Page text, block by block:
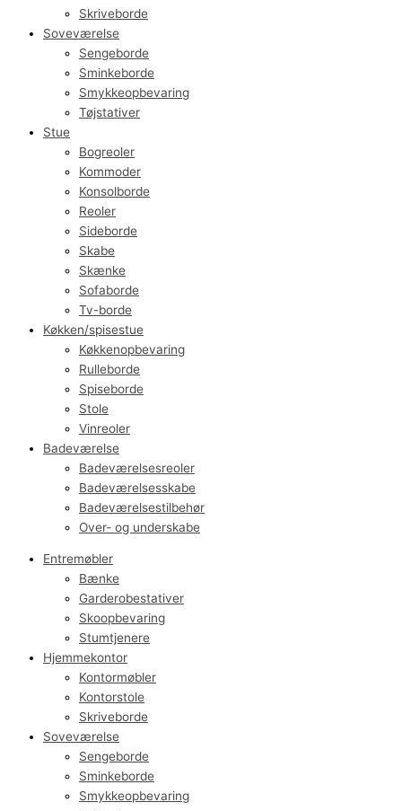
Skriveborde
Soveværelse
Sengeborde
Sminkeborde
Smykkeopbevaring
Tøjstativer
Stue
Bogreoler
Kommoder
Konsolborde
Reoler
Sideborde
Skabe
Skænke
Sofaborde
Tv-borde
Køkken/spisestue
Køkkenopbevaring
Rulleborde
Spiseborde
Stole
Vinreoler
Badeværelse
Badeværelsesreoler
Badeværelsesskabe
Badeværelsestilbehør
Over- og underskabe
Entremøbler
Bænke
Garderobestativer
Skoopbevaring
Stumtjenere
Hjemmekontor
Kontormøbler
Kontorstole
Skriveborde
Soveværelse
Sengeborde
Sminkeborde
Smykkeopbevaring